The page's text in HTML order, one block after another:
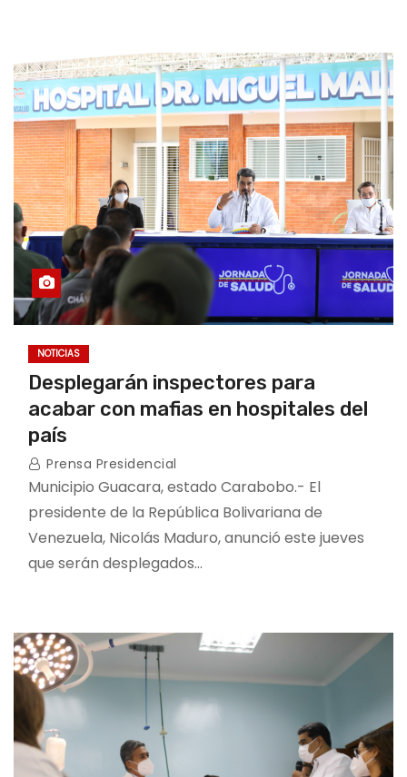
NOTICIAS
Desplegarán inspectores para
acabar con mafias en hospitales del
país
Prensa Presidencial
Municipio Guacara, estado Carabobo.- El
presidente de la República Bolivariana de
Venezuela, Nicolás Maduro, anunció este jueves
que serán desplegados…